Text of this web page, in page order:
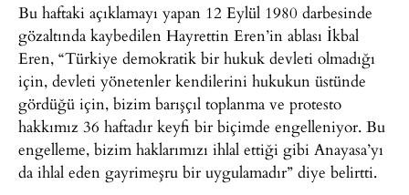
Bu haftaki açıklamayı yapan 12 Eylül 1980 darbesinde
gözaltında kaybedilen Hayrettin Eren’in ablası İkbal
Eren, “Türkiye demokratik bir hukuk devleti olmadığı
için, devleti yönetenler kendilerini hukukun üstünde
gördüğü için, bizim barışçıl toplanma ve protesto
hakkımız 36 haftadır keyfi bir biçimde engelleniyor. Bu
engelleme, bizim haklarımızı ihlal ettiği gibi Anayasa’yı
da ihlal eden gayrimeşru bir uygulamadır” diye belirtti.